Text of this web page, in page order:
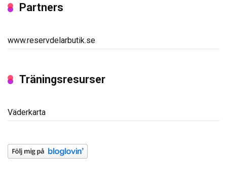
Partners
www.reservdelarbutik.se
Träningsresurser
Väderkarta